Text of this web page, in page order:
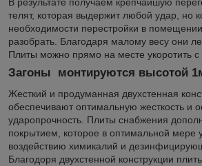
В результате получаем крепчайшую
телят, которая выдержит любой удар, но
необходимости перестройки в
разобрать. Благодаря малому весу они
Плиты можно прямо на месте укоротить
Загоны монтируются высотой
Жесткий и продуманная двухстенная
обеспечивают оптимальную жесткость и
ударопрочность. Плиты снабжения
покрытием, которое в оптимальной мере
воздействию химикалий и
Благодоря двухстенной конструкции